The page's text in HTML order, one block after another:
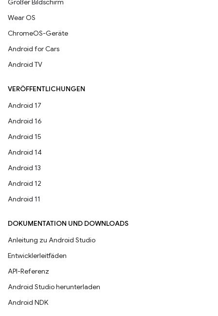
Großer Bildschirm
Wear OS
ChromeOS-Geräte
Android for Cars
Android TV
VERÖFFENTLICHUNGEN
Android 17
Android 16
Android 15
Android 14
Android 13
Android 12
Android 11
DOKUMENTATION UND DOWNLOADS
Anleitung zu Android Studio
Entwicklerleitfäden
API-Referenz
Android Studio herunterladen
Android NDK